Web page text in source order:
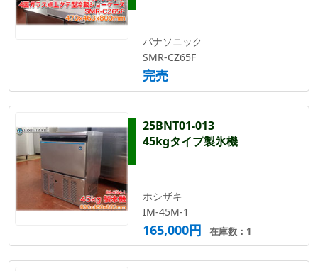
パナソニック
SMR-CZ65F
完売
25BNT01-013
45kgタイプ製氷機
ホシザキ
IM-45M-1
165,000円 在庫数：1